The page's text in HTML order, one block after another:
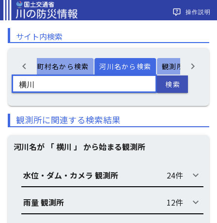
操作説明
サイト内検索
chevron_left 市町村名から検索 河川名から検索 観測所名から検
chevron_right
検索
観測所に関連する検索結果
河川名が 「 横川 」 から始まる観測所
水位・ダム・カメラ 観測所 24件 keyboard_arrow_down
雨量 観測所 12件 keyboard_arrow_down